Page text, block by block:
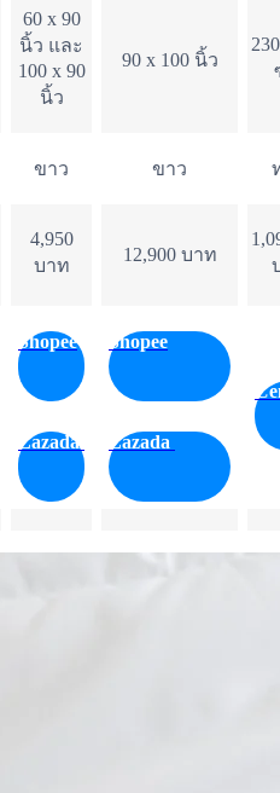
60 x 90
นิ้ว และ
100 x 90
นิ้ว
90 x 100 นิ้ว
ขาว ขาว
4,950
บาท
12,900 บาท
Shopee
Lazada
Shopee
Lazada